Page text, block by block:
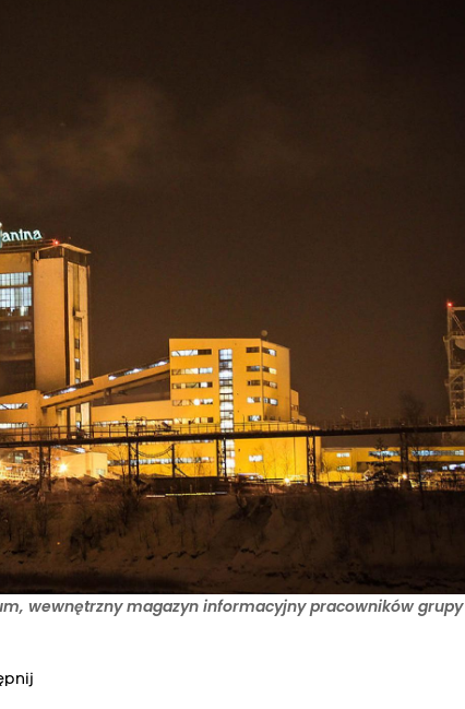
wewnętrzny magazyn informacyjny pracowników